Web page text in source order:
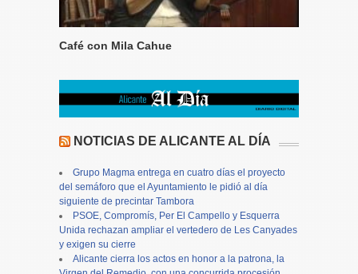
Café con Mila Cahue
NOTICIAS DE ALICANTE AL DÍA
Grupo Magma entrega en cuatro días el proyecto
del semáforo que el Ayuntamiento le pidió al día
siguiente de precintar Tambora
PSOE, Compromís, Per El Campello y Esquerra
Unida rechazan ampliar el vertedero de Les Canyades
y exigen su cierre
Alicante cierra los actos en honor a la patrona, la